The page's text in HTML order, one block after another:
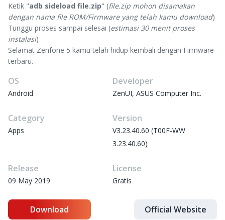
Ketik "adb sideload file.zip" (file.zip mohon disamakan
dengan nama file ROM/Firmware yang telah kamu download)
Tunggu proses sampai selesai (estimasi 30 menit proses
instalasi)
Selamat Zenfone 5 kamu telah hidup kembali dengan Firmware
terbaru.
OS
Android
Developer
ZenUI, ASUS Computer Inc.
Category
Apps
Version
V3.23.40.60 (T00F-WW
3.23.40.60)
Release
09 May 2019
License
Gratis
Download Official Website